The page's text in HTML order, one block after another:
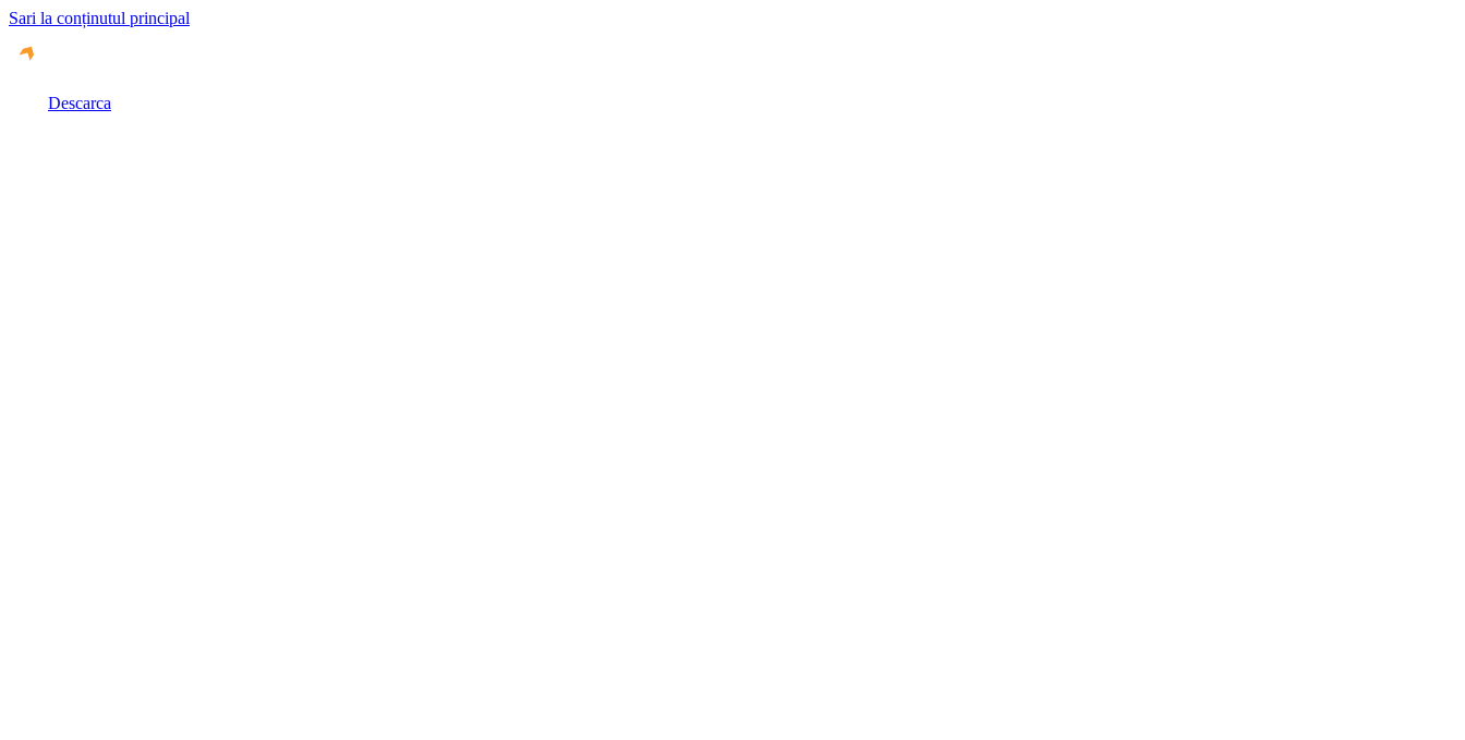
Sari la conținutul principal
Descarca